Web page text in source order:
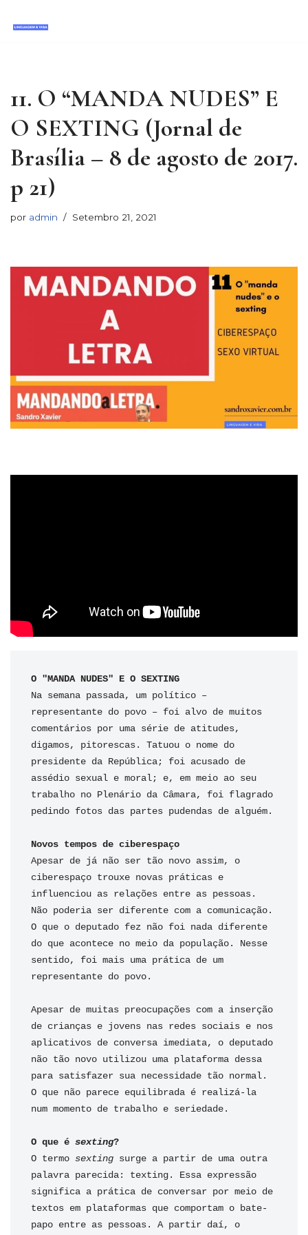
11. O “MANDA NUDES” E
O SEXTING (Jornal de
Brasília – 8 de agosto de 2017.
p 21)
por admin Setembro 21, 2021
O "MANDA NUDES" E O SEXTING
Na semana passada, um político –
representante do povo – foi alvo de muitos
comentários por uma série de atitudes,
digamos, pitorescas. Tatuou o nome do
presidente da República; foi acusado de
assédio sexual e moral; e, em meio ao seu
trabalho no Plenário da Câmara, foi flagrado
pedindo fotos das partes pudendas de alguém.
Apesar de já não ser tão novo assim, o
ciberespaço trouxe novas práticas e
influenciou as relações entre as pessoas.
Não poderia ser diferente com a comunicação.
O que o deputado fez não foi nada diferente
do que acontece no meio da população. Nesse
sentido, foi mais uma prática de um
representante do povo.
Apesar de muitas preocupações com a inserção
de crianças e jovens nas redes sociais e nos
aplicativos de conversa imediata, o deputado
não tão novo utilizou uma plataforma dessa
para satisfazer sua necessidade tão normal.
O que não parece equilibrada é realizá-la
num momento de trabalho e seriedade.
O que é sexting
O termo sexting surge a partir de uma outra
palavra parecida: texting. Essa expressão
significa a prática de conversar por meio de
textos em plataformas que comportam o bate-
papo entre as pessoas. A partir daí, o